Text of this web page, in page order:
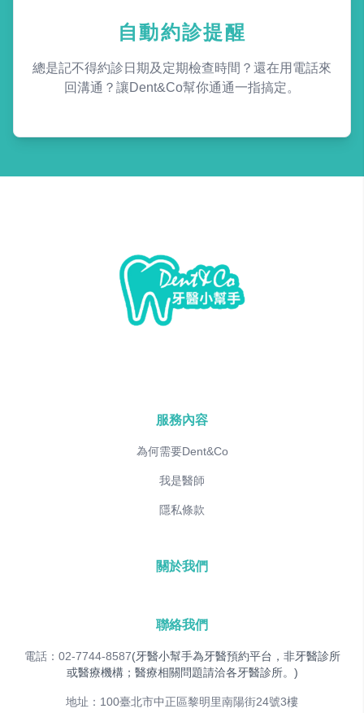
自動約診提醒
總是記不得約診日期及定期檢查時間？還在用電話來
回溝通？讓Dent&Co幫你通通一指搞定。
服務內容
為何需要Dent&Co
我是醫師
隱私條款
關於我們
聯絡我們
電話：02-7744-8587(牙醫小幫手為牙醫預約平台，非牙醫診所
或醫療機構；醫療相關問題請洽各牙醫診所。)
地址：100臺北市中正區黎明里南陽街24號3樓